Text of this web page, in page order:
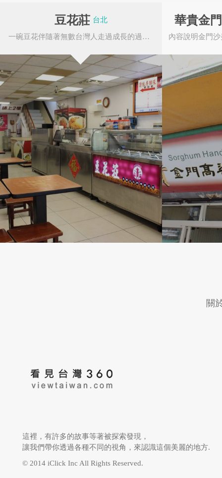
三軍總醫院 國軍歷史文物館
NU SKIN 如新 寶島鐘錶
協會
月確定名稱為「台
央研究院民族學研究
術、行政及原住民族
極推動。於民國75年
理處」，隸屬台灣省
營運。民國83年第五
會，更名為「台灣原
豆花莊 台北
一碗豆花伴隨著無數台灣人走過成長的過程，香滑柔嫩之口感，造就了兒時的小確幸！不管是台灣、
華貴金
關
這裡，有許多的故事等著被探索發現，
讓我們帶你透過各種不同的視角，來認識這個美麗的地方.
© 2014 iClick Inc All Rights Reserved.